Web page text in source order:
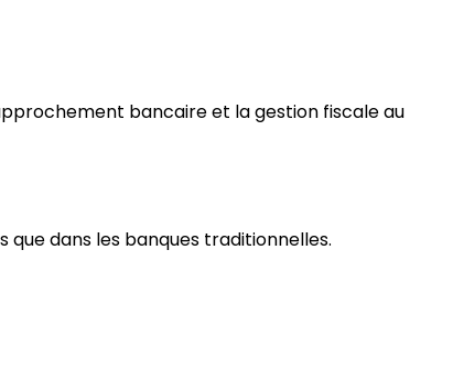
bancaire et la gestion fiscale au
dans les banques traditionnelles.